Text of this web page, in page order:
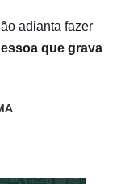
adianta fazer
que grava